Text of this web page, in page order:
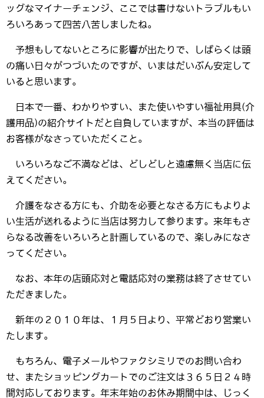
ッグなマイナーチェンジ、ここでは書けないトラブルもい
ろいろあって四苦八苦しましたね。
予想もしてないところに影響が出たりで、しばらくは頭
の痛い日々がつづいたのですが、いまはだいぶん安定して
いると思います。
日本で一番、わかりやすい、また使いやすい福祉用具(介
護用品)の紹介サイトだと自負していますが、本当の評価は
お客様がなさっていただくこと。
いろいろなご不満などは、どしどしと遠慮無く当店に伝
えてください。
介護をなさる方にも、介助を必要となさる方にもよりよ
い生活が送れるように当店は努力して参ります。来年もさ
らなる改善をいろいろと計画しているので、楽しみになさ
ってください。
なお、本年の店頭応対と電話応対の業務は終了させてい
ただきました。
新年の２０１０年は、１月５日より、平常どおり営業い
たします。
もちろん、電子メールやファクシミリでのお問い合わ
せ、またショッピングカートでのご注文は３６５日２４時
間対応しております。年末年始のお休み期間中は、じっく